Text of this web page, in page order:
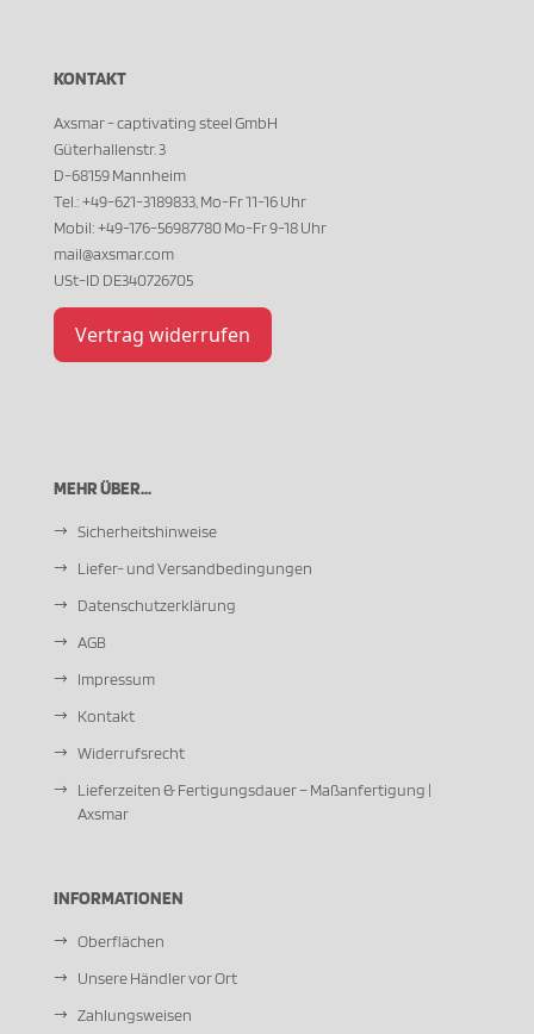
KONTAKT
Axsmar - captivating steel GmbH
Güterhallenstr. 3
D-68159 Mannheim
Tel.: +49-621-3189833, Mo-Fr 11-16 Uhr
Mobil: +49-176-56987780 Mo-Fr 9-18 Uhr
mail@axsmar.com
USt-ID DE340726705
Vertrag widerrufen
MEHR ÜBER...
Sicherheitshinweise
Liefer- und Versandbedingungen
Datenschutzerklärung
AGB
Impressum
Kontakt
Widerrufsrecht
Lieferzeiten & Fertigungsdauer – Maßanfertigung |
Axsmar
INFORMATIONEN
Oberflächen
Unsere Händler vor Ort
Zahlungsweisen